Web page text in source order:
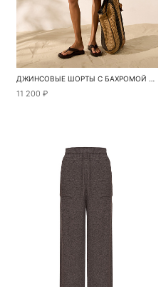
ДЖИНСОВЫЕ ШОРТЫ С БАХРОМОЙ И ПАЙЕТКАМИ
11 200 ₽